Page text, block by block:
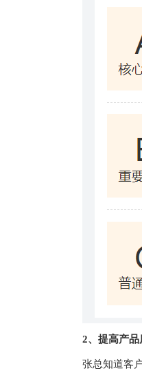
2、 提高产品
张总知道客